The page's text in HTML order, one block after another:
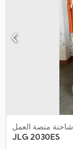
شاحنة منصة العمل
JLG2030ES